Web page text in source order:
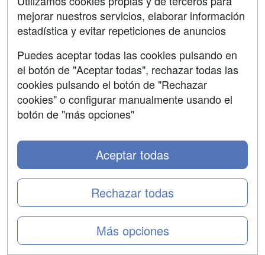
empleo. A continuación te dejamos algunoscurso...
leer más
TAGS:LogísticaEmpleo Salida profesional
ProfesionalEspañaTurismo Trabajador Cursos
TrabajoOnline
Qué es la RSC y cómo aprender a
aplicarla en la empresa
05/05/2025 -
Redacción
¿Por qué es importante la Responsabilidad Social
Corporativa? Si te interesa formarte en este ámbito hay
varias opciones a tu alcance.
mejorar nuestros servicios, elaborar información
estadística y evitar repeticiones de anuncios
Puedes aceptar todas las cookies pulsando en
el botón de "Aceptar todas", rechazar todas las
cookies pulsando el botón de "Rechazar
cookies" o configurar manualmente usando el
botón de "más opciones"
Más opciones
Rechazar todas
Aceptar todas